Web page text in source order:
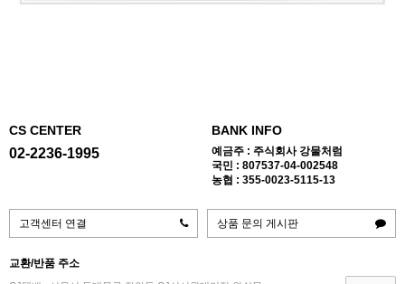
CS CENTER
02-2236-1995
BANK INFO
예금주 : 주식회사 강물처럼
국민 : 807537-04-002548
농협 : 355-0023-5115-13
고객센터 연결 상품 문의 게시판
교환/반품 주소